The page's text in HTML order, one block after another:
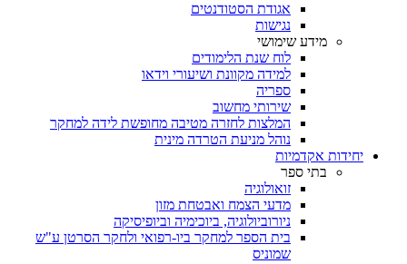
אגודת הסטודנטים
נגישות
מידע שימושי
לוח שנת הלימודים
למידה מקוונת ושיעורי וידאו
ספריה
שירותי מחשוב
המלצות לחזרה מטיבה מחופשת לידה למחקר
נוהל מניעת הטרדה מינית
יחידות אקדמיות
בתי ספר
זואולוגיה
מדעי הצמח ואבטחת מזון
ניורוביולוגיה, ביוכימיה וביופיסיקה
בית הספר למחקר ביו-רפואי ולחקר הסרטן ע"ש
שמוניס